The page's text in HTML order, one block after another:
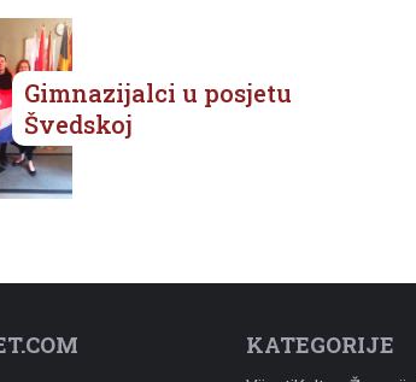
Gimnazijalci u posjetu
Švedskoj
KATEGORIJE